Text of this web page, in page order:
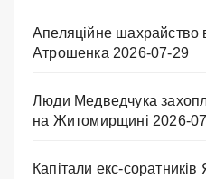
Апеляційне шахрайство
Атрошенка 2026-07-29
Люди Медведчука
на Житомирщині 2026-
Капітали екс-